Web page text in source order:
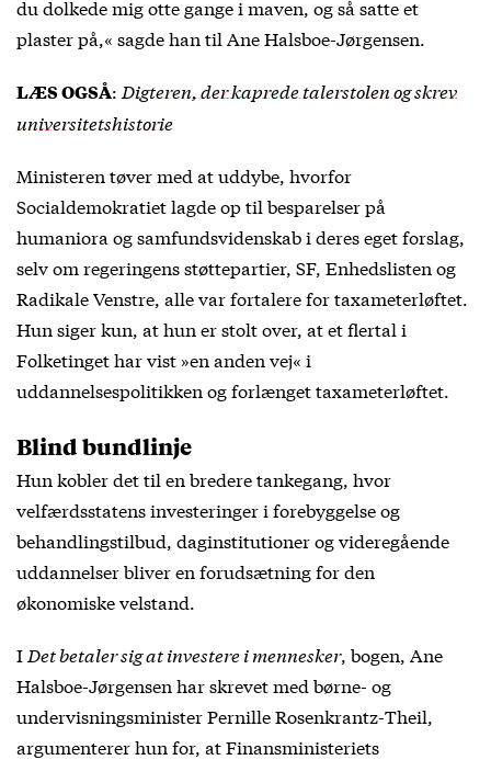
du dolkede mig otte gange i maven, og så satte et
plaster på,« sagde han til Ane Halsboe-Jørgensen.
LÆS OGSÅ: Digteren, der kaprede talerstolen og skrev
universitetshistorie
Ministeren tøver med at uddybe, hvorfor
Socialdemokratiet lagde op til besparelser på
humaniora og samfundsvidenskab i deres eget forslag,
selv om regeringens støttepartier, SF, Enhedslisten og
Radikale Venstre, alle var fortalere for taxameterløftet.
Hun siger kun, at hun er stolt over, at et flertal i
Folketinget har vist »en anden vej« i
uddannelsespolitikken og forlænget taxameterløftet.
Blind bundlinje
Hun kobler det til en bredere tankegang, hvor
velfærdsstatens investeringer i forebyggelse og
behandlingstilbud, daginstitutioner og videregående
uddannelser bliver en forudsætning for den
økonomiske velstand.
I Det betaler sig at investere i mennesker, bogen, Ane
Halsboe-Jørgensen har skrevet med børne- og
undervisningsminister Pernille Rosenkrantz-Theil,
argumenterer hun for, at Finansministeriets